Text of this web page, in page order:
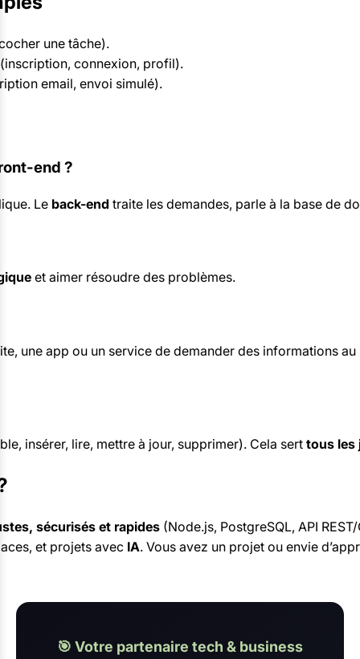
une tâche).
connexion, profil).
email, envoi simulé).
end ?
Le back-end traite les demandes, parle à la base de
et aimer résoudre des problèmes.
une app ou un service de demander des informations
insérer, lire, mettre à jour, supprimer). Cela sert tous les
sécurisés et rapides (Node.js, PostgreSQL, API
et projets avec IA. Vous avez un projet ou envie
🎯 Votre partenaire tech & business